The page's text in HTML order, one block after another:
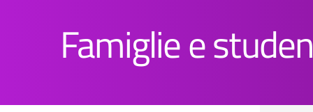
Famiglie e